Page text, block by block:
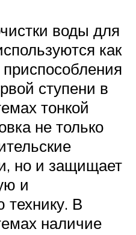
воды для
как
ступени в
тонкой
не только
но и защищает
и
В
наличие